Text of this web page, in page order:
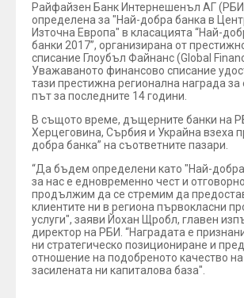
Райфайзен Банк Интернешенъл АГ
определена за "Най-добра банка в
Източна Европа" в класацията “Най-
банки 2017”, организирана от
списание Глоубъл Файнанс (Global
Уважаваното финансово списание
тази престижна регионална награда
път за последните 14 години.
В същото време, дъщерните банки на
Херцеговина, Сърбия и Украйна взеха
добра банка” на съответните пазари.
“Да бъдем определени като "Най-
за нас е едновременно чест и
продължим да се стремим да
клиентите ни в региона първокласни
услуги", заяви Йохан Щробл, главен
директор на РБИ. “Наградата е
ни стратегическо позициониране и
отношение на подобреното качество на
засилената ни капиталова база".